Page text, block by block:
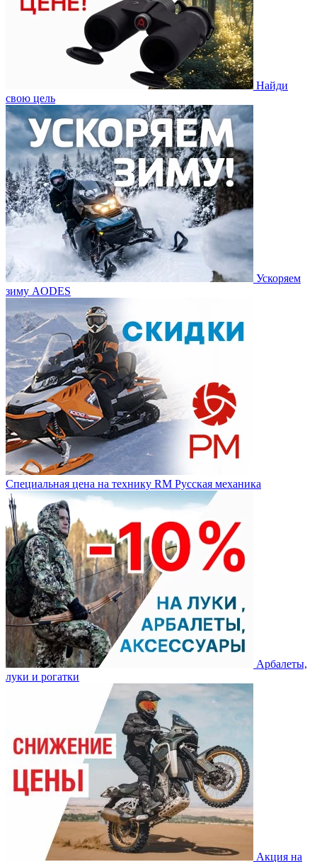
Найди
свою цель
Ускоряем
зиму AODES
Специальная цена на технику RM Русская механика
Арбалеты,
луки и рогатки
Акция на